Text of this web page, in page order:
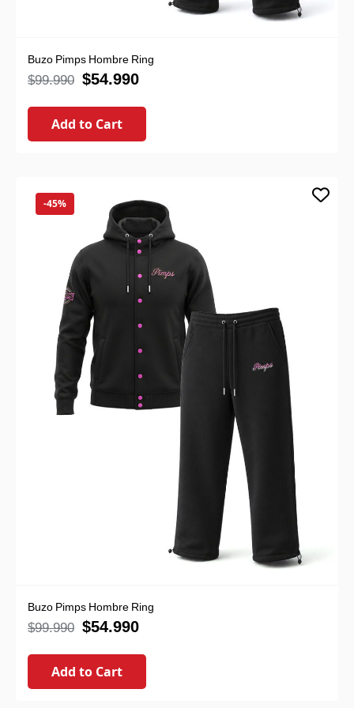
Buzo Pimps Hombre Ring
$99.990 $54.990
Add to Cart
-45%
Buzo Pimps Hombre Ring
$99.990 $54.990
Add to Cart